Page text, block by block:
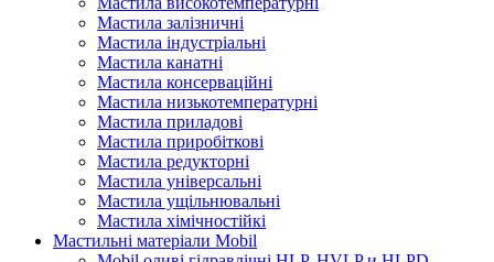
Мастила залізничні
Мастила індустріальні
Мастила канатні
Мастила консерваційні
Мастила низькотемпературні
Мастила приладові
Мастила приробіткові
Мастила редукторні
Мастила універсальні
Мастила ущільнювальні
Мастила хімічностійкі
Мастильні матеріали Mobil